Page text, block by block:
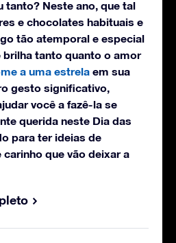
tanto? Neste ano, que tal
e chocolates habituais e
tão atemporal e especial
brilha tanto quanto o amor
a uma estrela em sua
gesto significativo,
você a fazê-la se
querida neste Dia das
para ter ideias de
que vão deixar a